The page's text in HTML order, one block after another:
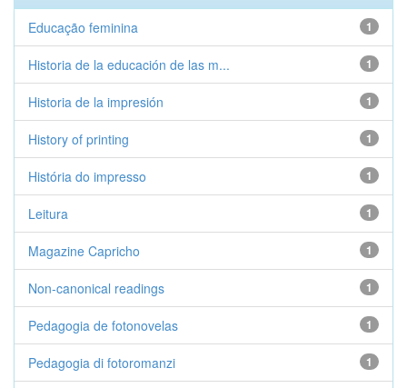
1
Educação feminina
1
Historia de la educación de las m...
1
Historia de la impresión
1
History of printing
1
História do impresso
1
Leitura
1
Magazine Capricho
1
Non-canonical readings
1
Pedagogia de fotonovelas
1
Pedagogia di fotoromanzi